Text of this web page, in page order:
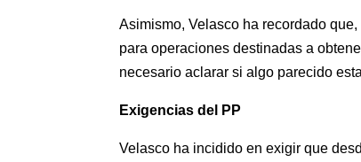
Asimismo, Velasco ha recordado
para operaciones destinadas a
necesario aclarar si algo parecido
Exigencias del PP
Velasco ha incidido en exigir que